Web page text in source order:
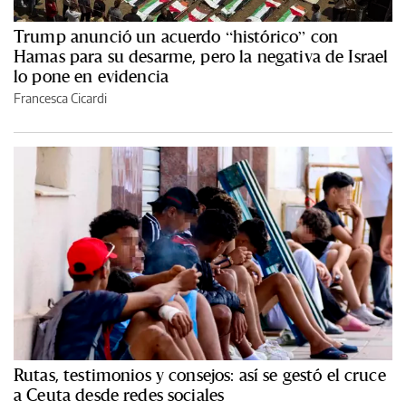
Trump anunció un acuerdo “histórico” con
Hamas para su desarme, pero la negativa de Israel
lo pone en evidencia
Francesca Cicardi
Rutas, testimonios y consejos: así se gestó el cruce
a Ceuta desde redes sociales